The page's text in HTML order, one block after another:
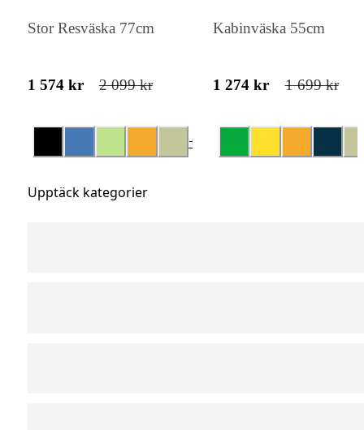
Stor Resväska 77cm
1 574 kr 2 099 kr
+
Kabinväska 55cm
1 274 kr 1 699 kr
Upptäck kategorier